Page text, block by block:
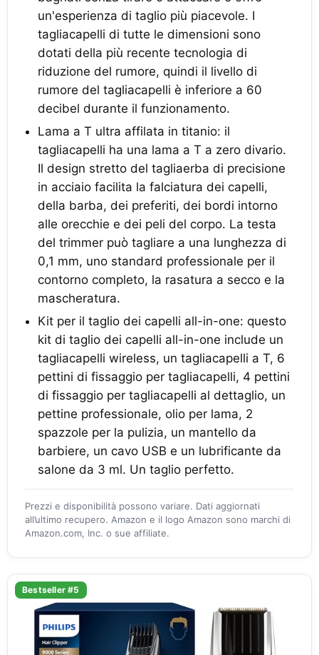
un'esperienza di taglio più piacevole. I
tagliacapelli di tutte le dimensioni sono
dotati della più recente tecnologia di
riduzione del rumore, quindi il livello di
rumore del tagliacapelli è inferiore a 60
decibel durante il funzionamento.
Lama a T ultra affilata in titanio: il
tagliacapelli ha una lama a T a zero divario.
Il design stretto del tagliaerba di precisione
in acciaio facilita la falciatura dei capelli,
della barba, dei preferiti, dei bordi intorno
alle orecchie e dei peli del corpo. La testa
del trimmer può tagliare a una lunghezza di
0,1 mm, uno standard professionale per il
contorno completo, la rasatura a secco e la
mascheratura.
Kit per il taglio dei capelli all-in-one: questo
kit di taglio dei capelli all-in-one include un
tagliacapelli wireless, un tagliacapelli a T, 6
pettini di fissaggio per tagliacapelli, 4 pettini
di fissaggio per tagliacapelli al dettaglio, un
pettine professionale, olio per lama, 2
spazzole per la pulizia, un mantello da
barbiere, un cavo USB e un lubrificante da
salone da 3 ml. Un taglio perfetto.
Prezzi e disponibilità possono variare. Dati aggiornati
all’ultimo recupero. Amazon e il logo Amazon sono marchi di
Amazon.com, Inc. o sue affiliate.
Bestseller #5